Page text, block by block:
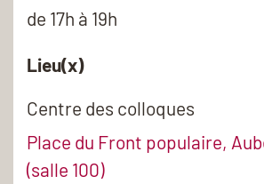
de 17h à 19h
Lieu(x)
Centre des colloques
Place du Front populaire,
(salle 100)